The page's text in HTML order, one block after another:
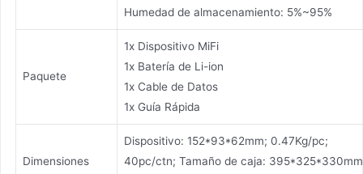
Humedad de almacenamiento: 5%~95%
Paquete
1x Dispositivo MiFi
1x Batería de Li-ion
1x Cable de Datos
1x Guía Rápida
Dimensiones
Dispositivo: 152*93*62mm; 0.47Kg/pc;
40pc/ctn; Tamaño de caja: